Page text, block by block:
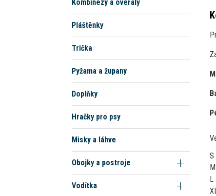
Kombinézy a overaly
Pláštěnky
Trička
Pyžama a župany
Doplňky
Hračky pro psy
Misky a láhve
Obojky a postroje
Vodítka
S
M
L